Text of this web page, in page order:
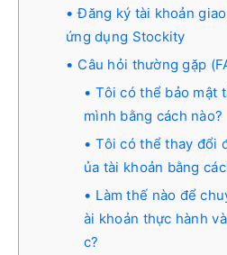
Đăng ký tài khoản
ứng dụng Stockity
Câu hỏi thường gặp
Tôi có thể bảo mật
mình bằng cách nào?
Tôi có thể thay đổi
ủa tài khoản bằng
Làm thế nào để
ài khoản thực hành
c?